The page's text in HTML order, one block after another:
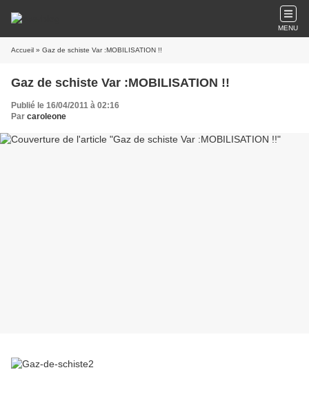
MENU
Accueil » Gaz de schiste Var :MOBILISATION !!
Gaz de schiste Var :MOBILISATION !!
Publié le 16/04/2011 à 02:16
Par caroleone